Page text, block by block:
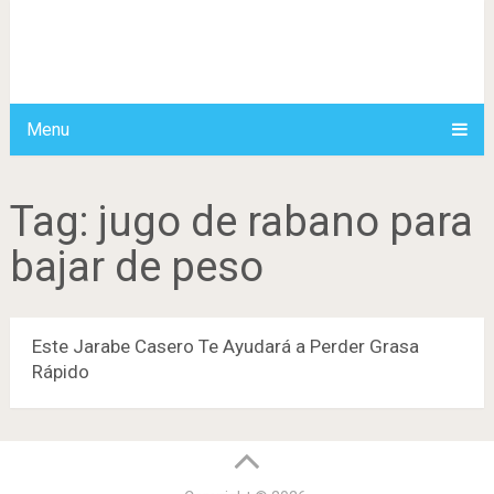
Menu
Tag: jugo de rabano para
bajar de peso
Este Jarabe Casero Te Ayudará a Perder Grasa
Rápido